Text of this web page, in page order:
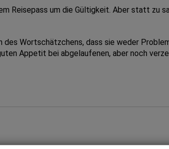
Reisepass um die Gültigkeit. Aber statt zu
des Wortschätzchens, dass sie weder
Appetit bei abgelaufenen, aber noch